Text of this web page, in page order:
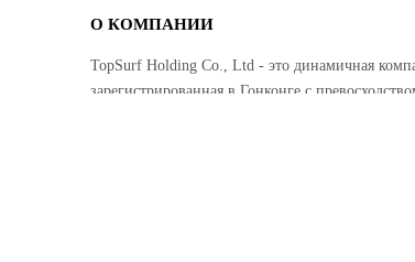
О КОМПАНИИ
TopSurf Holding Co., Ltd - это динамичная
зарегистрированная в Гонконге с